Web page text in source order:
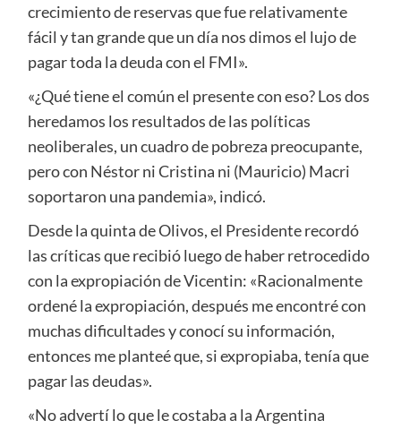
crecimiento de reservas que fue relativamente
fácil y tan grande que un día nos dimos el lujo de
pagar toda la deuda con el FMI».
«¿Qué tiene el común el presente con eso? Los dos
heredamos los resultados de las políticas
neoliberales, un cuadro de pobreza preocupante,
pero con Néstor ni Cristina ni (Mauricio) Macri
soportaron una pandemia», indicó.
Desde la quinta de Olivos, el Presidente recordó
las críticas que recibió luego de haber retrocedido
con la expropiación de Vicentin: «Racionalmente
ordené la expropiación, después me encontré con
muchas dificultades y conocí su información,
entonces me planteé que, si expropiaba, tenía que
pagar las deudas».
«No advertí lo que le costaba a la Argentina